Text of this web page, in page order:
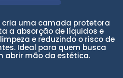
cria uma camada protetora
a absorção de líquidos e
e reduzindo o risco de
Ideal para quem busca
abrir mão da estética.